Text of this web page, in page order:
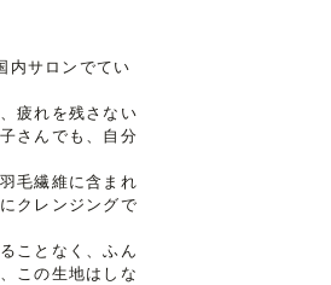
内サロンでてい
疲れを残さない
さんでも、自分
毛繊維に含まれ
クレンジングで
ことなく、ふん
この生地はしな